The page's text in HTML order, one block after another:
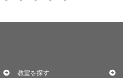
教室を探す